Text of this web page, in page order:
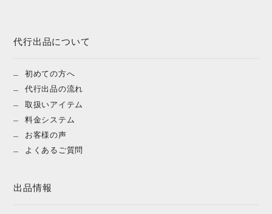
代行出品について
初めての方へ
代行出品の流れ
取扱いアイテム
料金システム
お客様の声
よくあるご質問
出品情報